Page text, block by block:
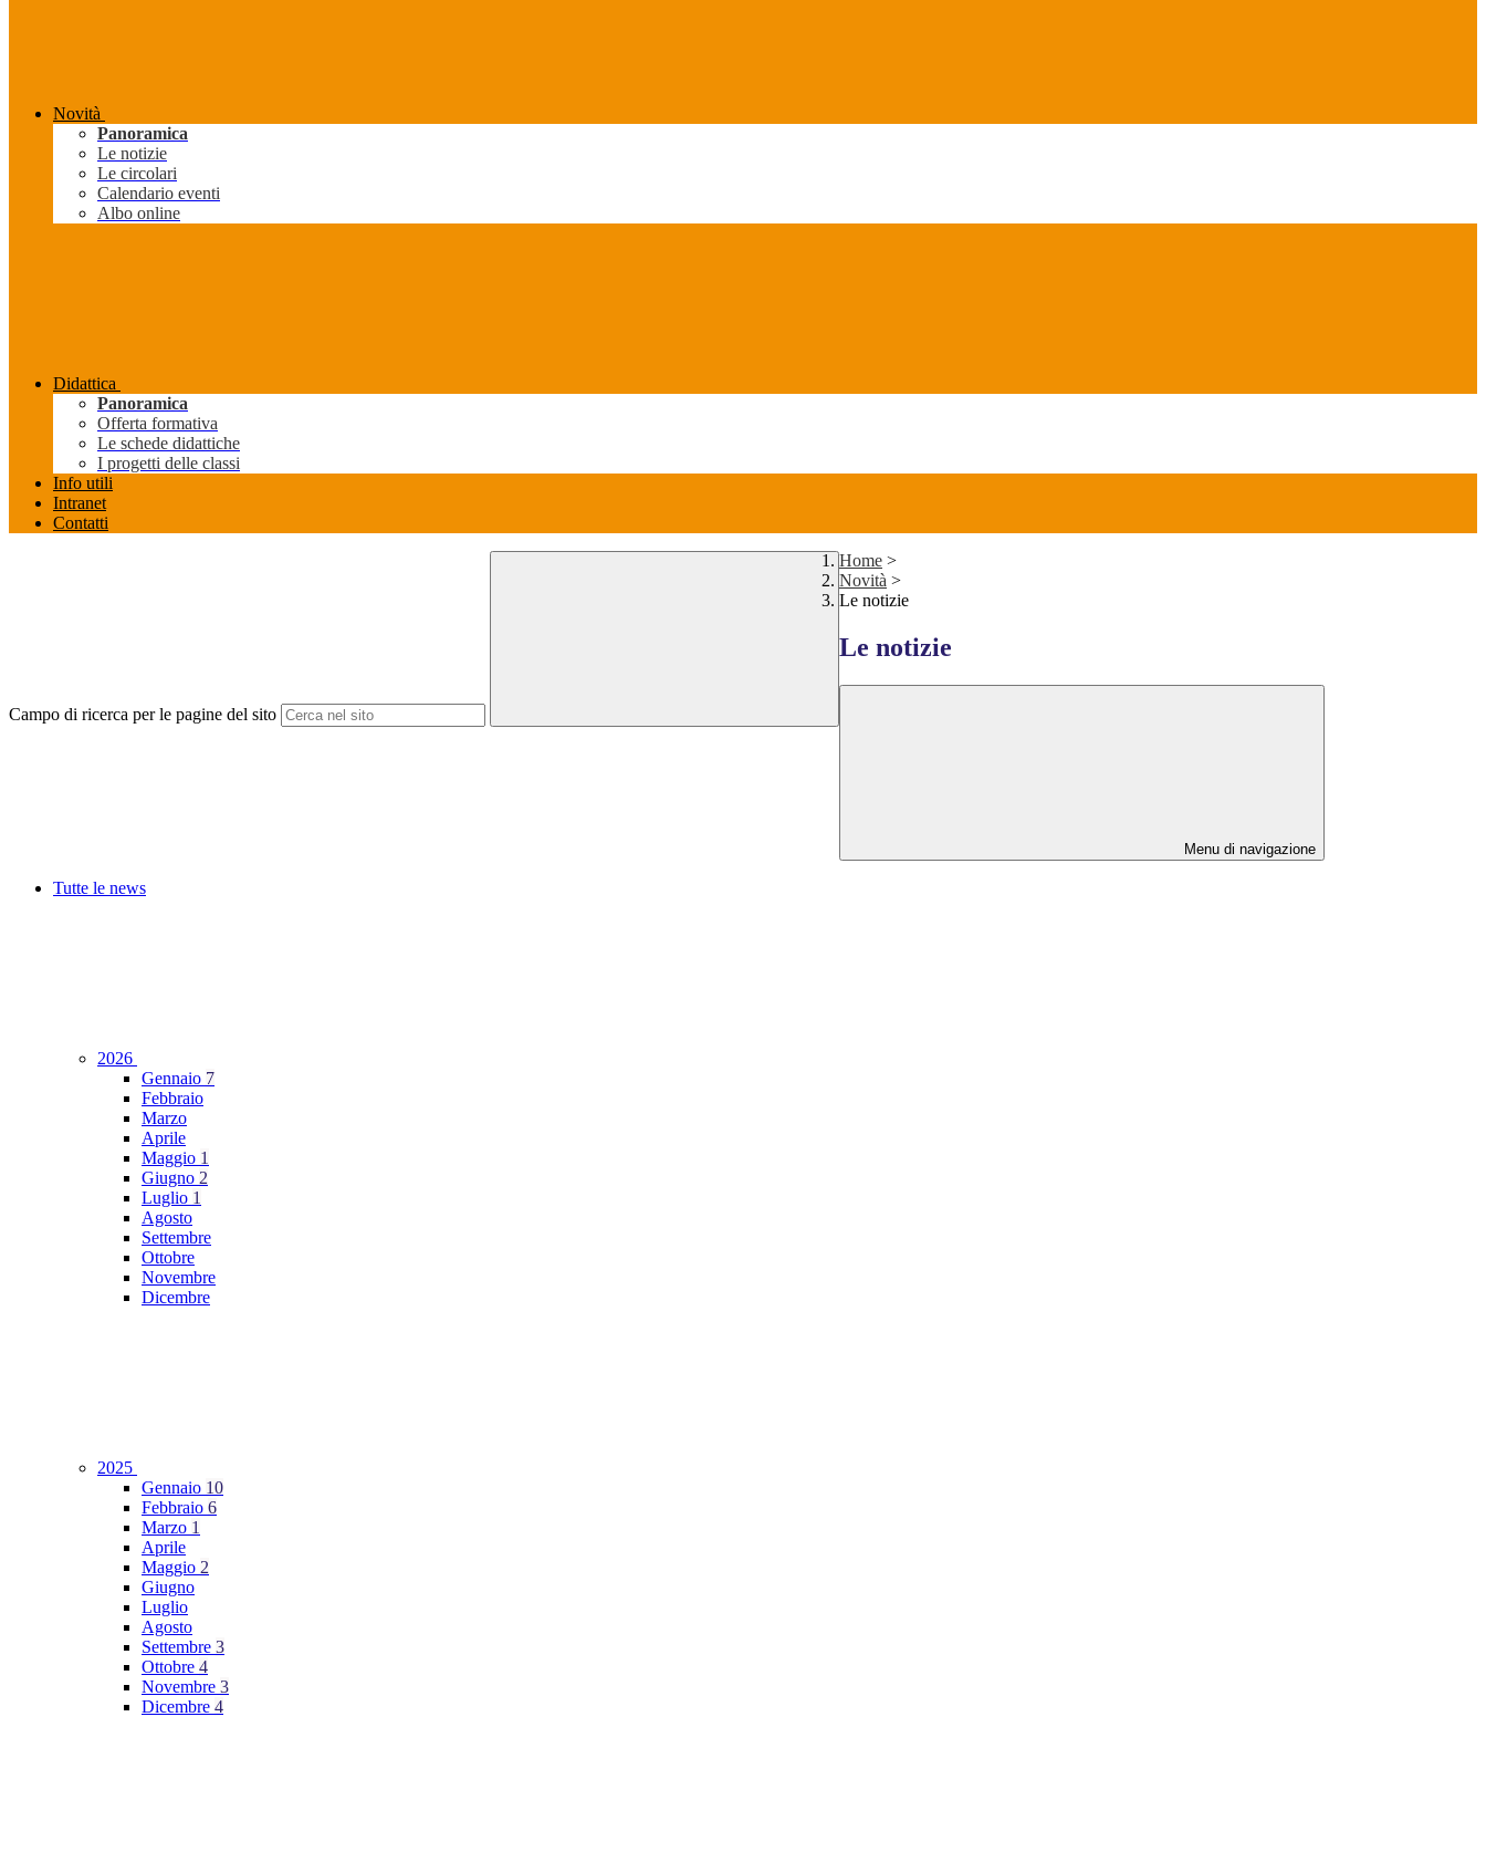
Novità
Panoramica
Le notizie
Le circolari
Calendario eventi
Albo online
Didattica
Panoramica
Offerta formativa
Le schede didattiche
I progetti delle classi
Info utili
Intranet
Contatti
Campo di ricerca per le pagine del sito
Home >
Novità >
Le notizie
Le notizie
Menu di navigazione
Tutte le news
2026
Gennaio 7
Febbraio
Marzo
Aprile
Maggio 1
Giugno 2
Luglio 1
Agosto
Settembre
Ottobre
Novembre
Dicembre
2025
Gennaio 10
Febbraio 6
Marzo 1
Aprile
Maggio 2
Giugno
Luglio
Agosto
Settembre 3
Ottobre 4
Novembre 3
Dicembre 4